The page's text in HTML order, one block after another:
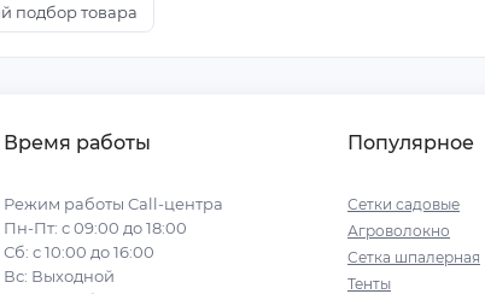
подбор товара
Время работы
Режим работы Call-центра
Пн-Пт: с 09:00 до 18:00
Сб: с 10:00 до 16:00
Вс: Выходной
Популярное
Сетки садовые
Агроволокно
Сетка шпалерная
Тенты